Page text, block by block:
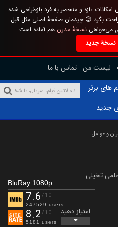
تازه و منحصر به فرد بازطراحی شده
بگرد 😊 چیدمان صفحهٔ اصلی مثل قبل
می‌خواهینسخهٔ مدرن هم آماده است.
نسخهٔ جدید
لیست من تماس با ما
های برتر
جدید
و عوامل
علمی تخیلی
BluRay 1080p
7.6 /10
247529 users
8.2 /10
5181 users
امتیاز دهید